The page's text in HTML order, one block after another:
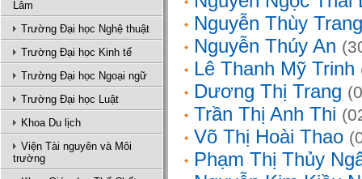
Lâm
Trường Đại học Nghệ thuật
Trường Đại học Kinh tế
Trường Đại học Ngoại ngữ
Trường Đại học Luật
Khoa Du lịch
Viện Tài nguyên và Môi
trường
Nguyễn Thùy Trang
Nguyễn Thúy An
Lê Thanh Mỹ Trinh
Dương Thị Trang
Trần Thị Anh Thi
Võ Thị Hoài Thao
Phạm Thị Thủy